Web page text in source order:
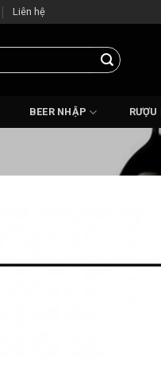
Liên hệ
BEER NHẬP